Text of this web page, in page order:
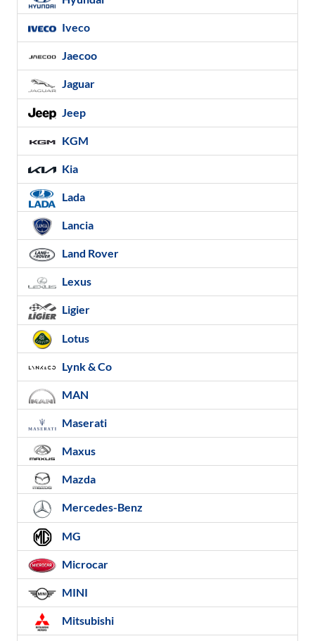
Iveco
Jaecoo
Jaguar
Jeep
KGM
Kia
Lada
Lancia
Land Rover
Lexus
Ligier
Lotus
Lynk & Co
MAN
Maserati
Maxus
Mazda
Mercedes-Benz
MG
Microcar
MINI
Mitsubishi